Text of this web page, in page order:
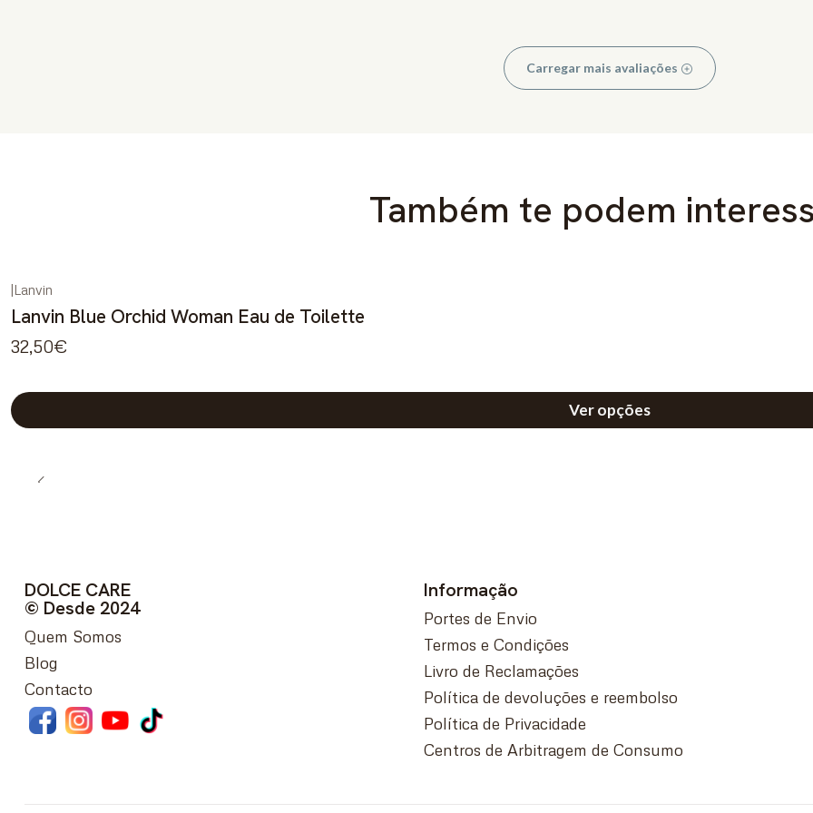
Carregar mais avaliações
Também te podem
|Lanvin
Lanvin Blue Orchid Woman Eau de Toilette
32,50€
Ver opções
DOLCE CARE
© Desde 2024
Quem Somos
Blog
Contacto
Informação
Portes de Envio
Termos e Condições
Livro de Reclamações
Política de devoluções e reembolso
Política de Privacidade
Centros de Arbitragem de Consumo